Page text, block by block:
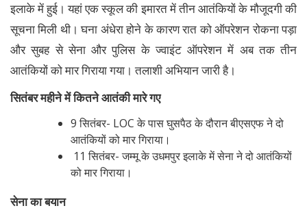
इलाके में हुई। यहां एक स्कूल की इमारत में तीन आतंकियों के मौजूदगी की
सूचना मिली थी। घना अंधेरा होने के कारण रात को ऑपरेशन रोकना पड़ा
और सुबह से सेना और पुलिस के ज्वाइंट ऑपरेशन में अब तक तीन
आतंकियों को मार गिराया गया। तलाशी अभियान जारी है।
सितंबर महीने में कितने आतंकी मारे गए
9 सितंबर- LOC के पास घुसपैठ के दौरान बीएसएफ ने दो
आतंकियों को मार गिराया।
11 सितंबर- जम्मू के उधमपुर इलाके में सेना ने दो आतंकियों
को मार गिराया।
सेना का बयान